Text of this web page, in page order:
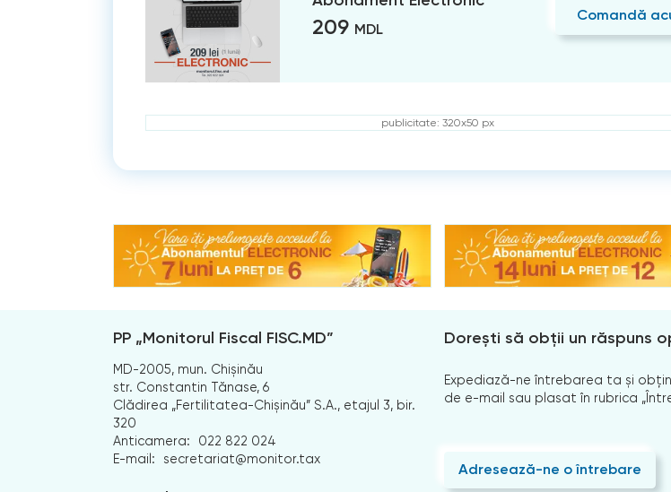
209 MDL
Comandă
publicitate: 320x50 px
PP „Monitorul Fiscal FISC.MD”
MD-2005, mun. Chișinău
str. Constantin Tănase, 6
Clădirea „Fertilitatea-Chișinău” S.A., etajul 3, bir.
320
Anticamera:
022 822 024
E-mail:
secretariat@monitor.tax
Dorești să obții un răspuns
Expediază-ne întrebarea ta și
de e-mail sau plasat în rubrica
Adresează-ne o întrebare